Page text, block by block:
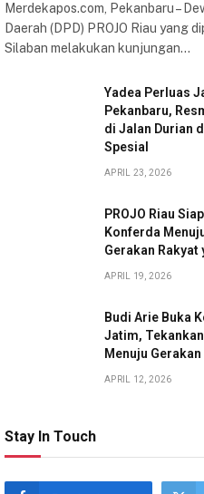
Merdekapos.com, Pekanbaru –
Daerah (DPD) PROJO Riau yang
Silaban melakukan kunjungan…
Yadea Perluas
Pekanbaru,
di Jalan Durian
Spesial
APRIL 23, 2026
PROJO Riau
Konferda
Gerakan Rakyat
APRIL 19, 2026
Budi Arie Buka
Jatim,
Menuju
APRIL 12, 2026
Stay In Touch